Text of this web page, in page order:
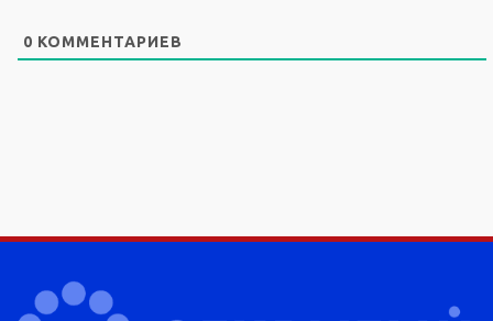
0 КОММЕНТАРИЕВ